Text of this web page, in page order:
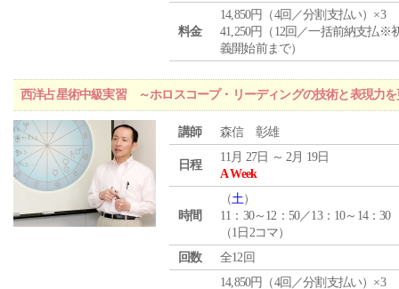
料金
14,850円（4回／分割支払い）×3
41,250円（12回／一括前納支払※
義開始前まで）
西洋占星術中級実習 ～ホロスコープ・リーディングの技術と表現力
講師 森信 彰雄
日程
11月 27日 ～ 2月 19日
A Week
時間
（土）
11：30～12：50／13：10～14：30
（1日2コマ）
回数
全12回
14,850円（4回／分割支払い）×3